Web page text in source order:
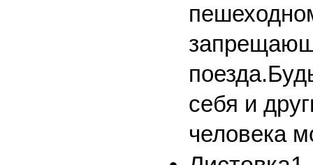
себя и
человека